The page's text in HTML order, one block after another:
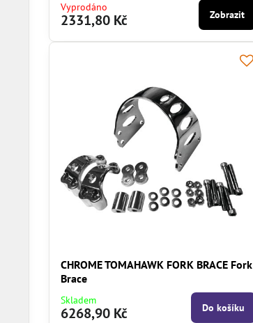
Vyprodáno
2331,80 Kč Zobrazit
CHROME TOMAHAWK FORK BRACE Fork
Brace
Skladem
6268,90 Kč Do košíku